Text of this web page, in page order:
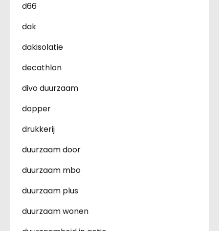
d66
dak
dakisolatie
decathlon
divo duurzaam
dopper
drukkerij
duurzaam door
duurzaam mbo
duurzaam plus
duurzaam wonen